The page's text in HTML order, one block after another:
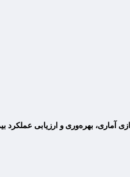
آماری، بهره‌وری و ارزیابی